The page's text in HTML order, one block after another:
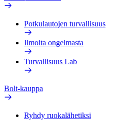
Potkulautojen turvallisuus
Ilmoita ongelmasta
Turvallisuus Lab
Bolt-kauppa
Ryhdy ruokalähetiksi